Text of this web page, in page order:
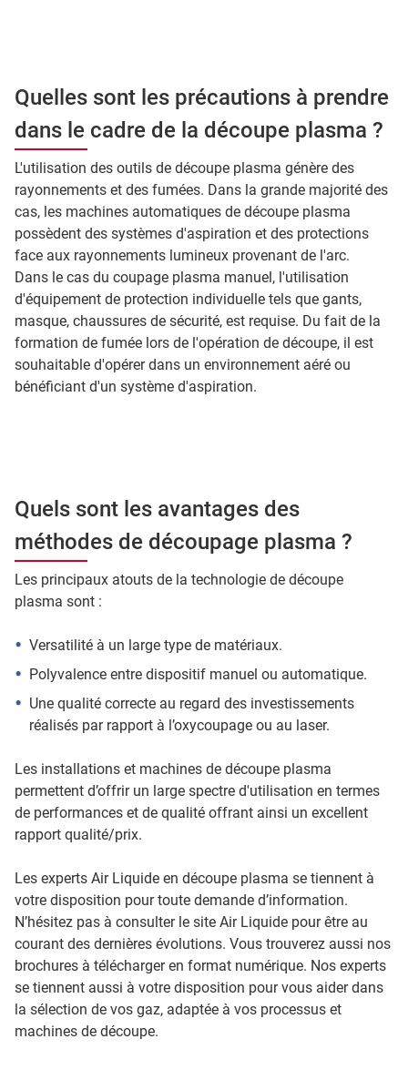
Quelles sont les précautions à prendre
dans le cadre de la découpe plasma ?
L'utilisation des outils de découpe plasma génère des
rayonnements et des fumées. Dans la grande majorité des
cas, les machines automatiques de découpe plasma
possèdent des systèmes d'aspiration et des protections
face aux rayonnements lumineux provenant de l'arc.
Dans le cas du coupage plasma manuel, l'utilisation
d'équipement de protection individuelle tels que gants,
masque, chaussures de sécurité, est requise. Du fait de la
formation de fumée lors de l'opération de découpe, il est
souhaitable d'opérer dans un environnement aéré ou
bénéficiant d'un système d'aspiration.
Quels sont les avantages des
méthodes de découpage plasma ?
Les principaux atouts de la technologie de découpe
plasma sont :
Versatilité à un large type de matériaux.
Polyvalence entre dispositif manuel ou automatique.
Une qualité correcte au regard des investissements
réalisés par rapport à l’oxycoupage ou au laser.
Les installations et machines de découpe plasma
permettent d’offrir un large spectre d'utilisation en termes
de performances et de qualité offrant ainsi un excellent
rapport qualité/prix.
Les experts Air Liquide en découpe plasma se tiennent à
votre disposition pour toute demande d’information.
N’hésitez pas à consulter le site Air Liquide pour être au
courant des dernières évolutions. Vous trouverez aussi nos
brochures à télécharger en format numérique. Nos experts
se tiennent aussi à votre disposition pour vous aider dans
la sélection de vos gaz, adaptée à vos processus et
machines de découpe.